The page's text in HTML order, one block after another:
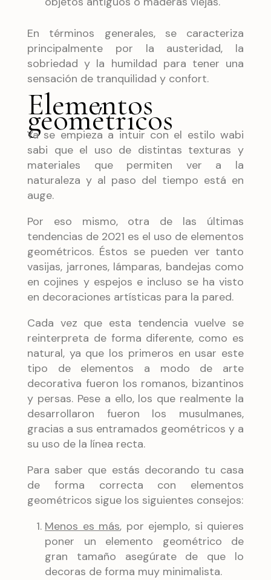
En términos generales, se caracteriza
principalmente por la austeridad, la
sobriedad y la humildad para tener una
sensación de tranquilidad y confort.
Elementos
geométricos
Ya se empieza a intuir con el estilo wabi
sabi que el uso de distintas texturas y
materiales que permiten ver a la
naturaleza y al paso del tiempo está en
auge.
Por eso mismo, otra de las últimas
tendencias de 2021 es el uso de elementos
geométricos. Éstos se pueden ver tanto
vasijas, jarrones, lámparas, bandejas como
en cojines y espejos e incluso se ha visto
en decoraciones artísticas para la pared.
Cada vez que esta tendencia vuelve se
reinterpreta de forma diferente, como es
natural, ya que los primeros en usar este
tipo de elementos a modo de arte
decorativa fueron los romanos, bizantinos
y persas. Pese a ello, los que realmente la
desarrollaron fueron los musulmanes,
gracias a sus entramados geométricos y a
su uso de la línea recta.
Para saber que estás decorando tu casa
de forma correcta con elementos
geométricos sigue los siguientes consejos:
Menos es más, por ejemplo, si quieres
poner un elemento geométrico de
gran tamaño asegúrate de que lo
decoras de forma muy minimalista.